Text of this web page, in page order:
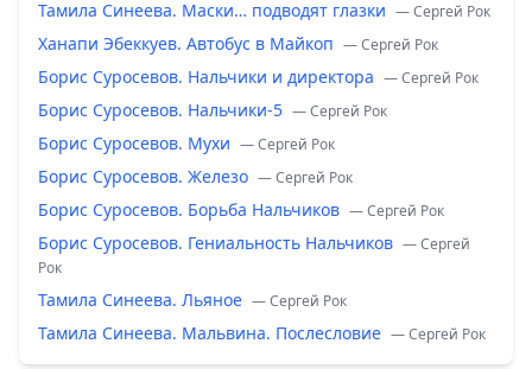
Тамила Синеева. Маски… подводят глазки — Сергей Рок
Ханапи Эбеккуев. Автобус в Майкоп — Сергей Рок
Борис Суросевов. Нальчики и директора — Сергей Рок
Борис Суросевов. Нальчики-5 — Сергей Рок
Борис Суросевов. Мухи — Сергей Рок
Борис Суросевов. Железо — Сергей Рок
Борис Суросевов. Борьба Нальчиков — Сергей Рок
Борис Суросевов. Гениальность Нальчиков — Сергей
Рок
Тамила Синеева. Льяное — Сергей Рок
Тамила Синеева. Мальвина. Послесловие — Сергей Рок